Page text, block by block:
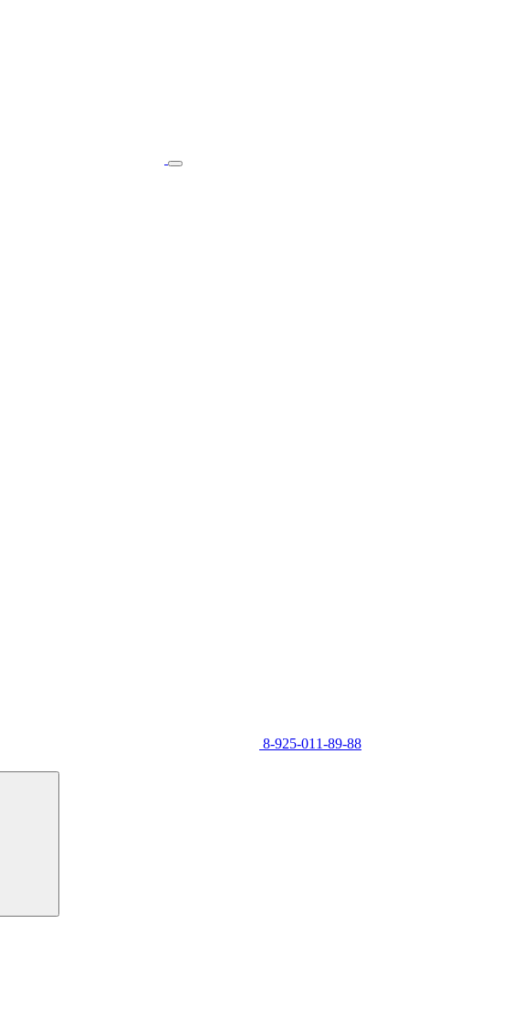
8-925-011-89-88